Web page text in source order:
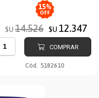
15%
OFF
$U 14.526 $U 12.347
COMPRAR
Cód. 5182610